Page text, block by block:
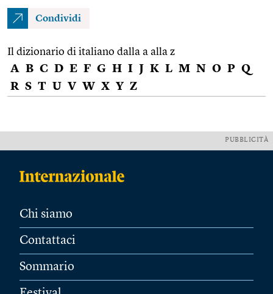
Condividi
Il dizionario di italiano dalla a alla z
A B C D E F G H I J K L M N O P Q
R S T U V W X Y Z
PUBBLICITÀ
Chi siamo
Contattaci
Sommario